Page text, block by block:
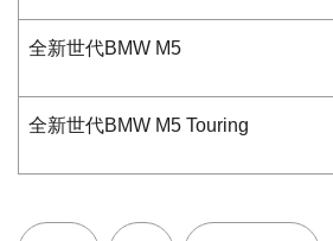
全新世代BMW M5
全新世代BMW M5 Touring